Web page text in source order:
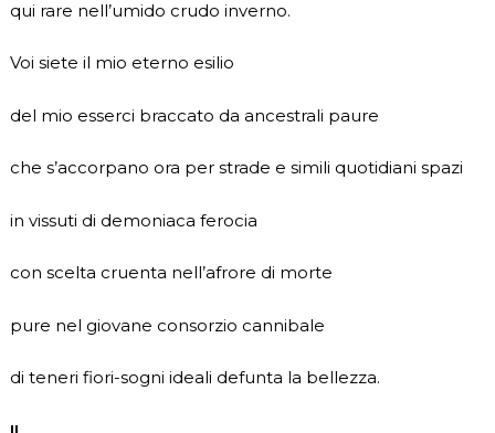
qui rare nell’umido crudo inverno.
Voi siete il mio eterno esilio
del mio esserci braccato da ancestrali paure
che s’accorpano ora per strade e simili quotidiani spazi
in vissuti di demoniaca ferocia
con scelta cruenta nell’afrore di morte
pure nel giovane consorzio cannibale
di teneri fiori-sogni ideali defunta la bellezza.